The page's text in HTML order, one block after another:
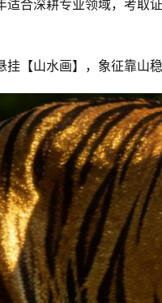
适合深耕专业领域，考取
挂【山水画】，象征靠山